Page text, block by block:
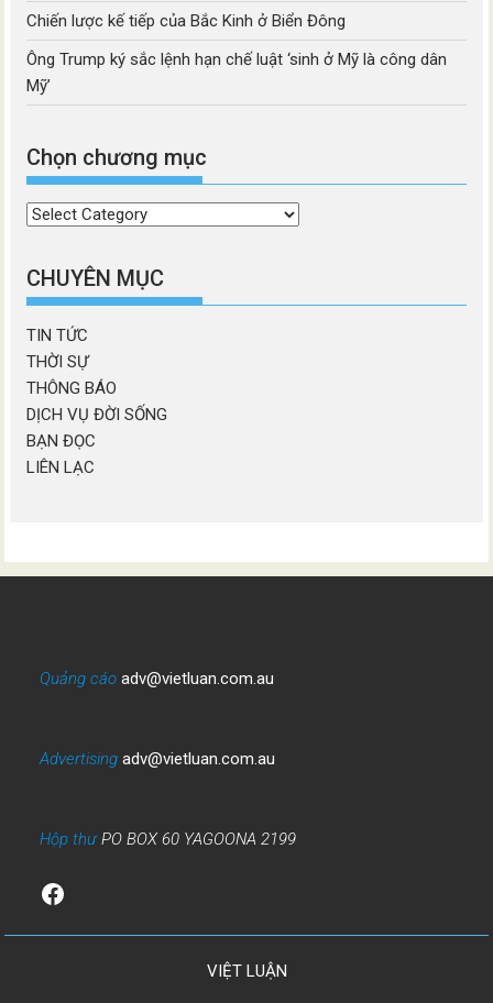
Chiến lược kế tiếp của Bắc Kinh ở Biển Đông
Ông Trump ký sắc lệnh hạn chế luật ‘sinh ở Mỹ là công dân
Mỹ’
Chọn chương mục
Chọn
mục
CHUYÊN MỤC
TIN TỨC
THỜI SỰ
THÔNG BÁO
DỊCH VỤ ĐỜI SỐNG
BẠN ĐỌC
LIÊN LẠC
Quảng cáo adv@vietluan.com.au
Advertising adv@vietluan.com.au
Hộp thưPO BOX 60 YAGOONA 2199
Facebook
VIỆT LUẬN